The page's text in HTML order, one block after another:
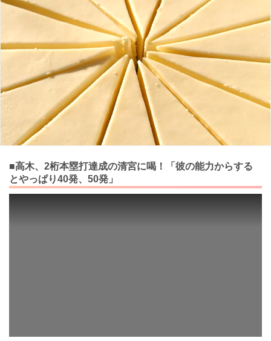
■高木、2桁本塁打達成の清宮に喝！「彼の能力からする
とやっぱり40発、50発」